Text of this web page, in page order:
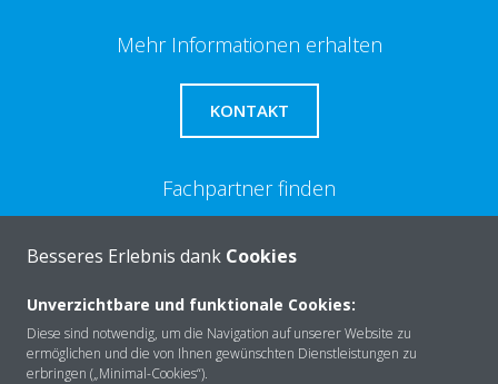
Mehr Informationen erhalten
KONTAKT
Fachpartner finden
HÄNDLERSUCHE
Benötigen Sie Unterstützung?
Besseres Erlebnis dank Cookies
Unverzichtbare und funktionale Cookies:
Diese sind notwendig, um die Navigation auf unserer Website zu
ermöglichen und die von Ihnen gewünschten Dienstleistungen zu
erbringen („Minimal-Cookies“).